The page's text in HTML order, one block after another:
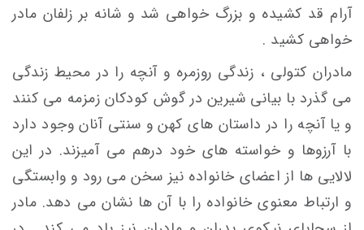
آرام قد کشیده و بزرگ خواهی شد و شانه بر زلفان مادر
خواهی کشید .
مادران کتولی ، زندگی روزمره و آنچه را در محیط زندگی
می گذرد با بیانی شیرین در گوش کودکان زمزمه می کنند
و یا آنچه را در داستان های کهن و سنتی آنان وجود دارد
با آرزوها و خواسته های خود درهم می آمیزند. در این
لالایی ها از اعضای خانواده نیز سخن می رود و وابستگی
و ارتباط معنوی خانواده را با آن ها نشان می دهد. مادر